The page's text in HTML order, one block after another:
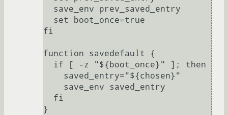
fi
function savedefault {
}